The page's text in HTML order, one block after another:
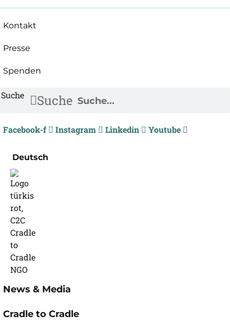
Kontakt
Presse
Spenden
Suche Suche
Facebook-f Instagram Linkedin Youtube
Deutsch
News & Media
Cradle to Cradle